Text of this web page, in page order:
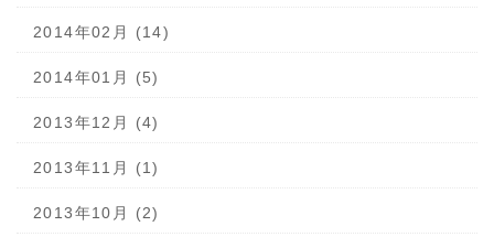
2014年02月 (14)
2014年01月 (5)
2013年12月 (4)
2013年11月 (1)
2013年10月 (2)